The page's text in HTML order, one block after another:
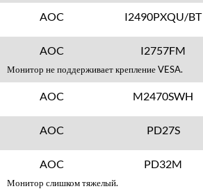
AOC I2490PXQU/BT
AOC I2757FM
Монитор не поддерживает крепление VESA.
AOC M2470SWH
AOC PD27S
AOC PD32M
Монитор слишком тяжелый.